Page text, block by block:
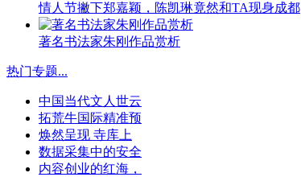
情人节撇下郑嘉颖，陈凯琳竟然和TA现身成都
著名书法家朱刚作品赏析
热门专题...
中国当代文人世云
拓荒牛国际精准预
焕然呈现 寺库上
数据采集中的安全
内容创业的红海，